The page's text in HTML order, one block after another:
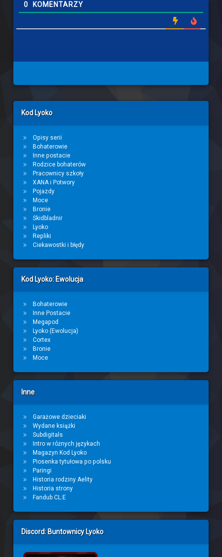
0 KOMENTARZY
Left Sidebar
Kod Lyoko
Opisy serii
Bohaterowie
Inne postacie
Rodzice bohaterów
Pracownicy szkoły
XANA i Potwory
Pojazdy
Moce
Bronie
Skidbladnir
Lyoko
Repliki
Ciekawostki i błędy
Kod Lyoko: Ewolucja
Bohaterowie
Inne Postacie
Megapod
Lyoko (Ewolucja)
Cortex
Bronie
Moce
Inne
Garażowe dzieciaki
Wydane książki
Subdigitals
Intro w różnych językach
Magazyn Kod Lyoko
Piosenka tytułowa po polsku
Paringi
Historia rodziny Aelity
Historia strony
Fandub CL:E
Discord: Buntownicy Lyoko